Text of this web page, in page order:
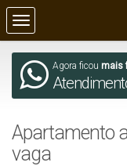
Agora ficou mais
Apartamento
vaga